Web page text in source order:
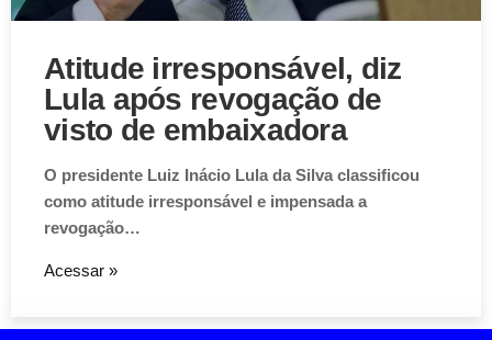
Atitude irresponsável, diz
Lula após revogação de
visto de embaixadora
O presidente Luiz Inácio Lula da Silva classificou
como atitude irresponsável e impensada a
revogação…
Acessar »